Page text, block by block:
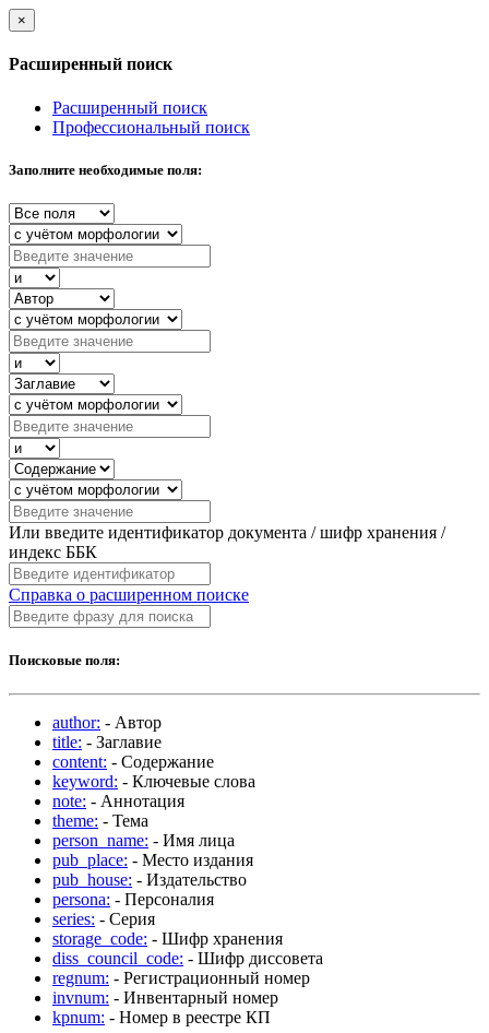
×
Расширенный поиск
Расширенный поиск
Профессиональный поиск
Заполните необходимые поля:
Или введите идентификатор документа / шифр хранения /
индекс ББК
Справка о расширенном поиске
Поисковые поля:
author: - Автор
title: - Заглавие
content: - Содержание
keyword: - Ключевые слова
note: - Аннотация
theme: - Тема
person_name: - Имя лица
pub_place: - Место издания
pub_house: - Издательство
persona: - Персоналия
series: - Серия
storage_code: - Шифр хранения
diss_council_code: - Шифр диссовета
regnum: - Регистрационный номер
invnum: - Инвентарный номер
kpnum: - Номер в реестре КП